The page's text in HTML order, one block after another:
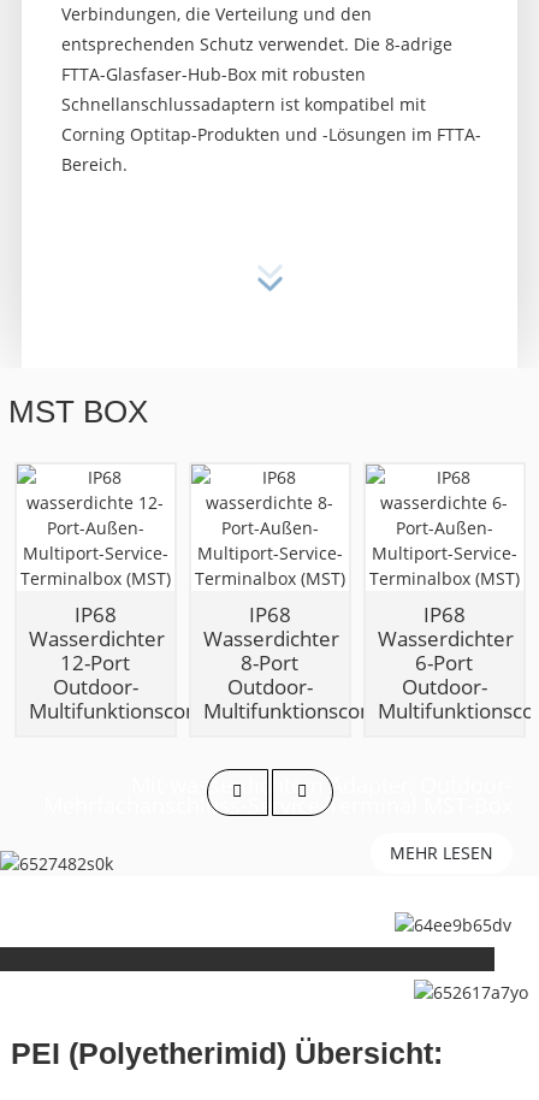
Verbindungen, die Verteilung und den
entsprechenden Schutz verwendet. Die 8-adrige
FTTA-Glasfaser-Hub-Box mit robusten
Schnellanschlussadaptern ist kompatibel mit
Corning Optitap-Produkten und -Lösungen im FTTA-
Bereich.
Mit wasserdichtem Adapter, Outdoor-
Mehrfachanschluss-Service-Terminal MST-Box
MEHR LESEN
MST BOX
IP68
Wasserdichter
12-Port
Outdoor-
Multifunktionscomputer...
IP68
Wasserdichter
8-Port
Outdoor-
Multifunktionscomputer...
IP68
Wasserdichter
6-Port
Outdoor-
PEI (Polyetherimid) Übersicht: